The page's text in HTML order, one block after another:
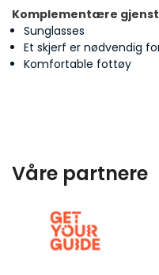
Komplementære
Sunglasses
Et skjerf er nødvendig
Komfortable fottøy
Våre partnere